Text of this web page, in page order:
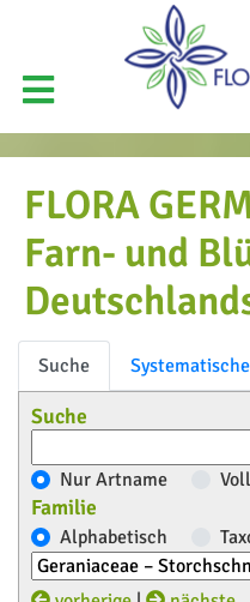
FLORA
Farn- und
Suche
Suche
Nur Artname
Familie
Alphabetisch